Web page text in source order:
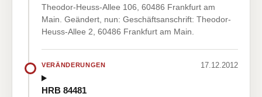
Theodor-Heuss-Allee 106, 60486 Frankfurt am
Main. Geändert, nun: Geschäftsanschrift: Theodor-
Heuss-Allee 2, 60486 Frankfurt am Main.
VERÄNDERUNGEN 17.12.2012
HRB 84481